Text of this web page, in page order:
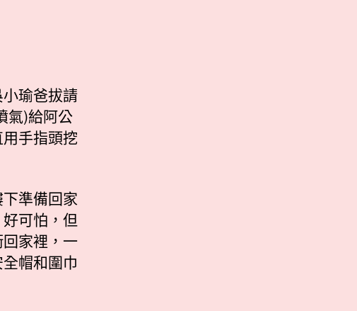
瑜爸拔請
氣)給阿公
手指頭挖
準備回家
可怕，但
家裡，一
帽和圍巾